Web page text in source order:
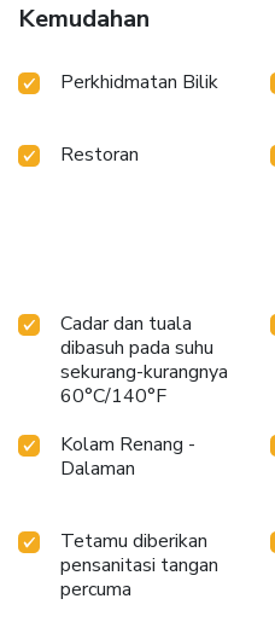
Kemudahan
Perkhidmatan Bilik
Restoran
Cadar dan tuala
dibasuh pada suhu
sekurang-kurangnya
60°C/140°F
Kolam Renang -
Dalaman
Tetamu diberikan
pensanitasi tangan
percuma